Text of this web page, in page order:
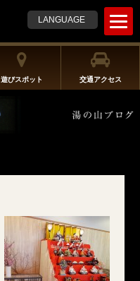
t
o
g
l
n
LANGUAGE
遊びスポット 交通アクセス